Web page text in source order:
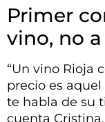
Primer
vino, no
“Un vino Rioja
precio es
te habla de su
cuenta Cristina.